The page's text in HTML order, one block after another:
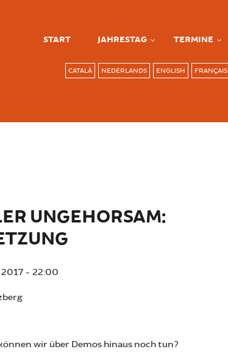
START JAHRESTAG TERMINE
CATALÀ NEDERLANDS ENGLISH FRANÇAIS
UNGEHORSAM:
2017 - 22:00
wir über Demos hinaus noch tun?